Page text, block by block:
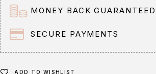
v
e
:
MONEY BACK GUARANTEED
SECURE PAYMENTS
ADD TO WISHLIST